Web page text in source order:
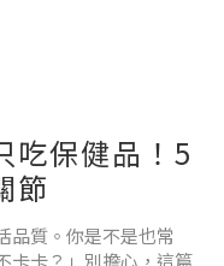
反應發生的頻率，讓
吃保健品！5
節
品質。你是不是也常
卡卡？」別擔心，這篇